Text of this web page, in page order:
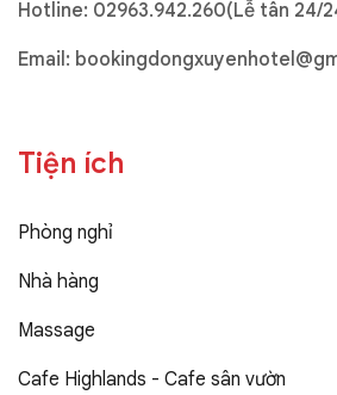
Hotline: 02963.942.260(Lễ tân 24/
Email:
Tiện ích
Phòng nghỉ
Nhà hàng
Massage
Cafe Highlands - Cafe sân vườn